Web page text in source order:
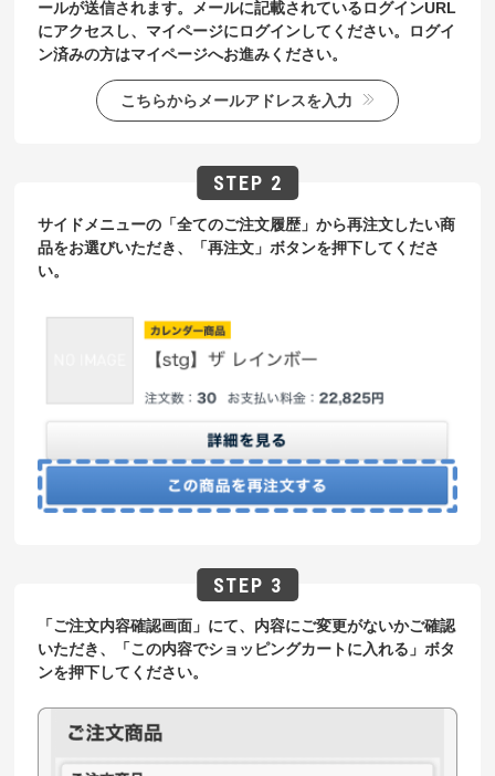
ールが送信されます。メールに記載されているログインURL
にアクセスし、マイページにログインしてください。ログイ
ン済みの方はマイページへお進みください。
こちらからメールアドレスを入力
サイドメニューの「全てのご注文履歴」から再注文したい商
品をお選びいただき、「再注文」ボタンを押下してくださ
い。
「ご注文内容確認画面」にて、内容にご変更がないかご確認
いただき、「この内容でショッピングカートに入れる」ボタ
ンを押下してください。